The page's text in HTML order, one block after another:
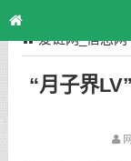
爱链网_信息网
“月子界